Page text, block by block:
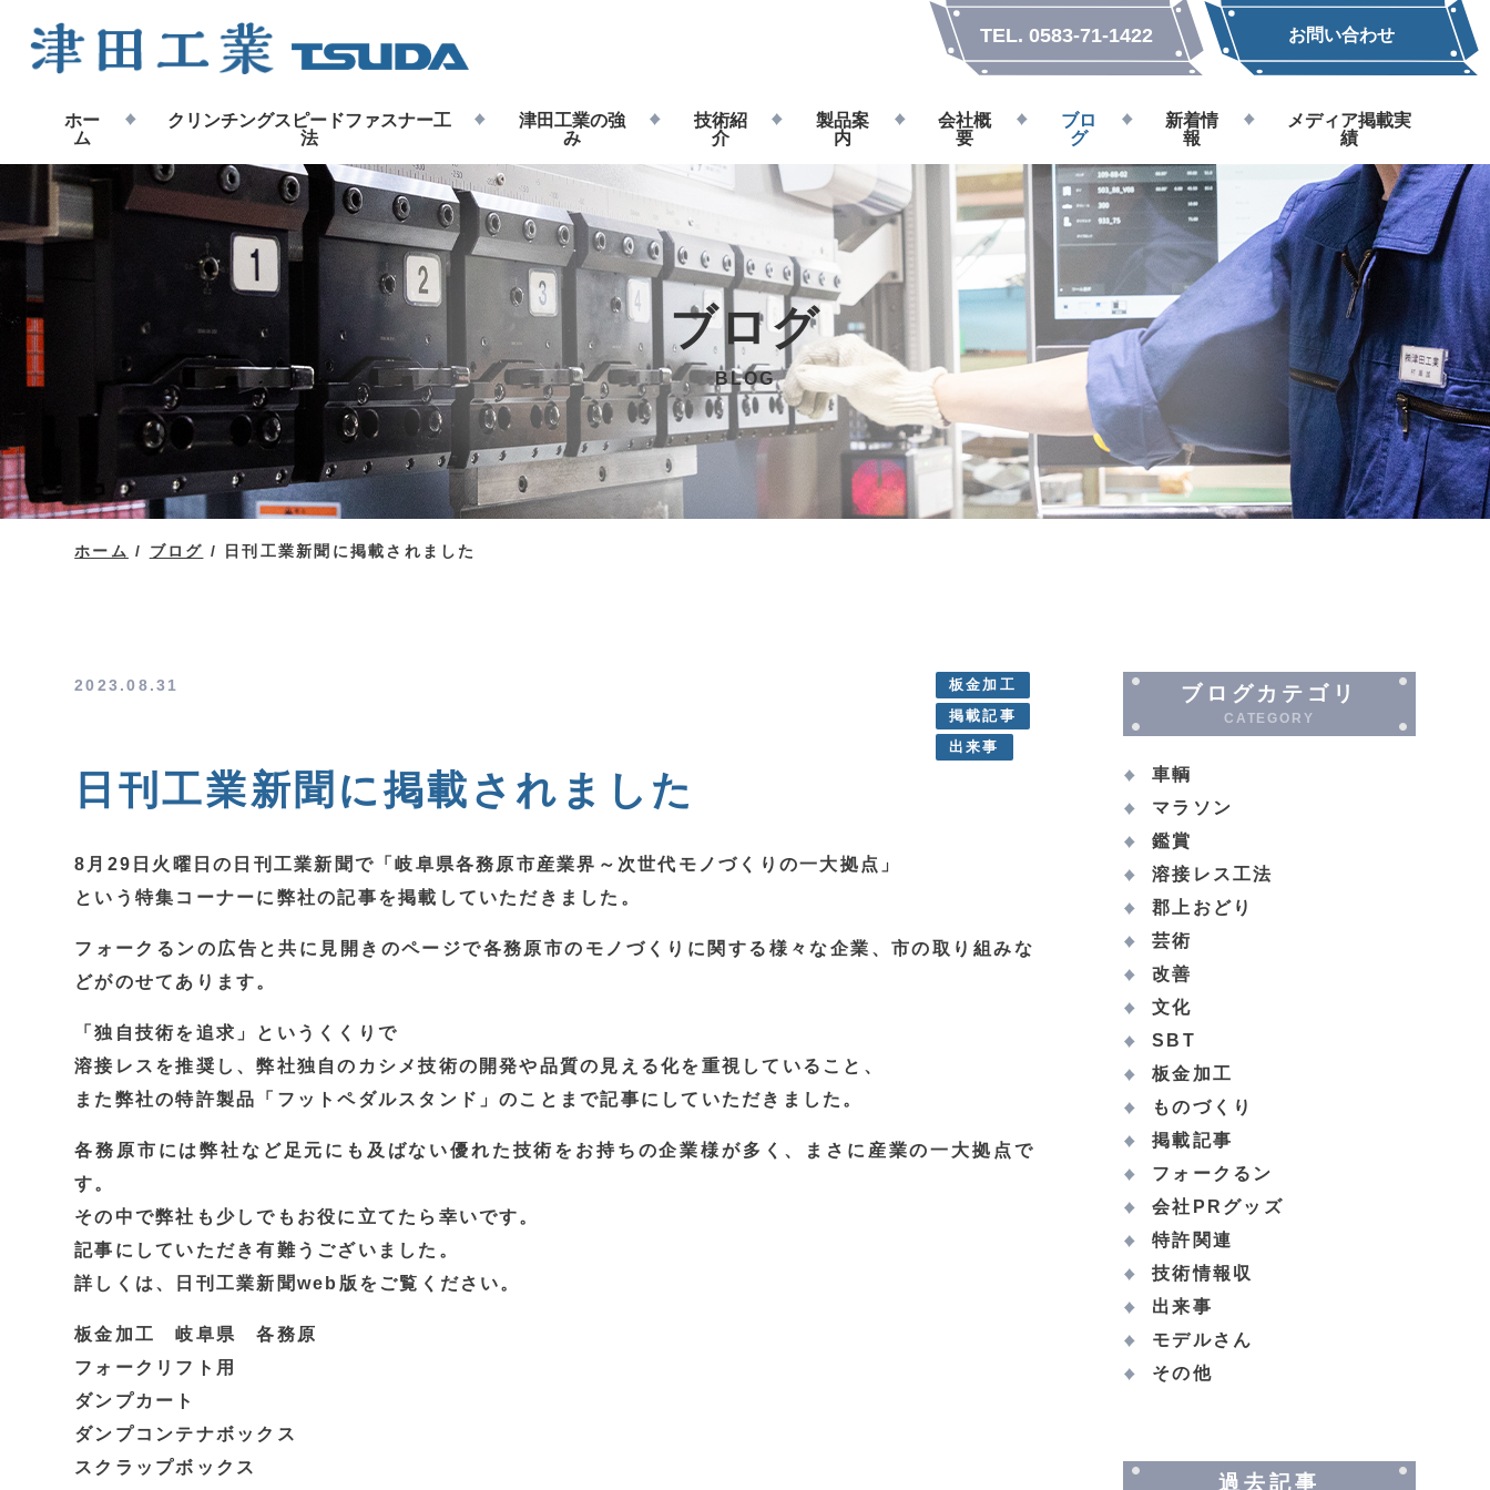
ホー
ム
クリンチングスピードファスナー工
法
津田工業の強
み
技術紹
介
製品案
内
会社概
要
ブロ
グ
新着情
報
メディア掲載実
績
TEL. 0583-71-1422 お問い合わせ
ブログ
BLOG
ホーム / ブログ / 日刊工業新聞に掲載されました
2023.08.31
板金加工
掲載記事
出来事
日刊工業新聞に掲載されました
8月29日火曜日の日刊工業新聞で「岐阜県各務原市産業界～次世代モノづくりの一大拠点」
という特集コーナーに弊社の記事を掲載していただきました。
フォークるンの広告と共に見開きのページで各務原市のモノづくりに関する様々な企業、市の取り組みな
どがのせてあります。
「独自技術を追求」というくくりで
溶接レスを推奨し、弊社独自のカシメ技術の開発や品質の見える化を重視していること、
また弊社の特許製品「フットペダルスタンド」のことまで記事にしていただきました。
各務原市には弊社など足元にも及ばない優れた技術をお持ちの企業様が多く、まさに産業の一大拠点で
す。
その中で弊社も少しでもお役に立てたら幸いです。
記事にしていただき有難うございました。
詳しくは、日刊工業新聞web版をご覧ください。
板金加工 岐阜県 各務原
フォークリフト用
ダンプカート
ダンプコンテナボックス
スクラップボックス
ブログカテゴリ
CATEGORY
車輌
マラソン
鑑賞
溶接レス工法
郡上おどり
芸術
改善
文化
SBT
板金加工
ものづくり
掲載記事
フォークるン
会社PRグッズ
特許関連
技術情報収
出来事
モデルさん
その他
過去記事